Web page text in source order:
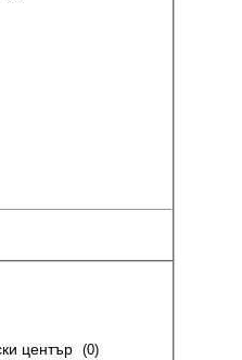
център (0)